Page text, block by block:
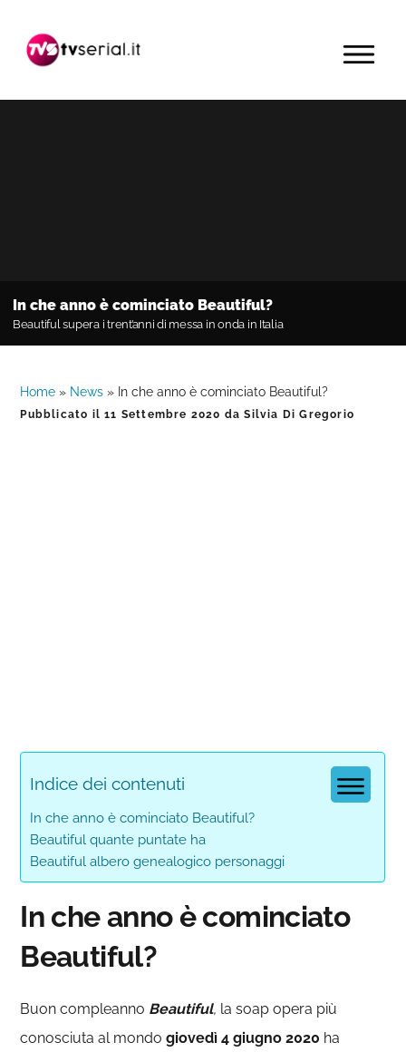
navigazione
contenuto
barra
primaria
MENU
In che anno è cominciato Beautiful?
Beautiful supera i trent’anni di messa in onda in Italia
Home » News » In che anno è cominciato Beautiful?
Pubblicato il11 Settembre 2020 daSilvia Di Gregorio
Indice dei contenuti
In che anno è cominciato Beautiful?
Beautiful quante puntate ha
Beautiful albero genealogico personaggi
In che anno è cominciato
Beautiful?
Buon compleanno Beautiful, la soap opera più
conosciuta al mondogiovedì 4 giugno 2020 ha